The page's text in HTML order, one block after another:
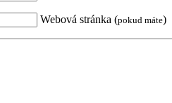
Webová stránka (pokud máte)